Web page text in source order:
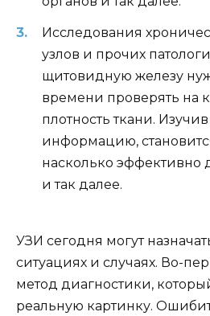
Исследования
узлов и прочих
щитовидную железу
времени проверять на
плотность ткани.
информацию,
насколько эффективно
и так далее.
УЗИ сегодня могут
ситуациях и случаях. Во-
метод диагностики,
реальную картинку.